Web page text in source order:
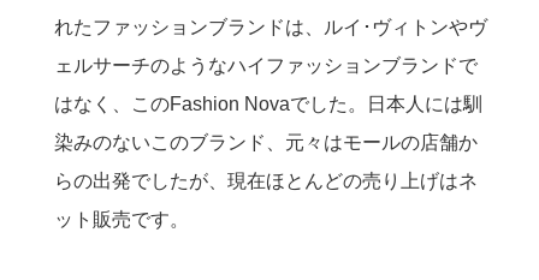
れたファッションブランドは、ルイ･ヴィトンやヴ
ェルサーチのようなハイファッションブランドで
はなく、このFashion Novaでした。日本人には馴
染みのないこのブランド、元々はモールの店舗か
らの出発でしたが、現在ほとんどの売り上げはネ
ット販売です。